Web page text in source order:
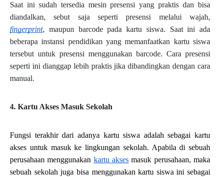
Saat ini sudah tersedia mesin presensi yang praktis dan bisa
fingerprint, maupun barcode pada kartu siswa. Saat ini ada
beberapa instansi pendidikan yang memanfaatkan kartu siswa
tersebut untuk presensi menggunakan barcode. Cara presensi
seperti ini dianggap lebih praktis jika dibandingkan dengan cara
manual.
4. Kartu Akses Masuk Sekolah
Fungsi terakhir dari adanya kartu siswa adalah sebagai kartu
akses untuk masuk ke lingkungan sekolah. Apabila di sebuah
perusahaan menggunakan kartu akses masuk perusahaan, maka
sebuah sekolah juga bisa menggunakan kartu siswa ini sebagai